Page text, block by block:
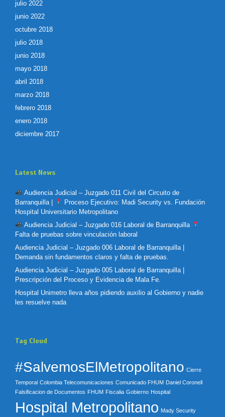
julio 2022
junio 2022
octubre 2018
julio 2018
junio 2018
mayo 2018
abril 2018
marzo 2018
febrero 2018
enero 2018
diciembre 2017
Latest News
Audiencia Judicial – Juzgado 011 Civil del Circuito de
Barranquilla |
Proceso Ejecutivo: Madi Security vs. Fundación
Hospital Universitario Metropolitano
Audiencia Judicial – Juzgado 016 Laboral de Barranquilla
Falta de pruebas sobre vinculación laboral
Audiencia Judicial – Juzgado 006 Laboral de Barranquilla |
Demanda sin fundamentos claros y falta de pruebas.
Audiencia Judicial – Juzgado 005 Laboral de Barranquilla |
Prescripción del Proceso y Evidencia de Mala Fe.
Hospital Unimetro lleva años pidiendo auxilio al Gobierno y nadie
les resuelve nada
Tag Cloud
#SalvemosElMetropolitano Cierre
Temporal Colombia Telecomunicaciones Comunicado FHUM Daniel Coronell
Falsificacion de Documentos FHUM Fiscalia Gobierno Hospital
Hospital Metropolitano Mady Security